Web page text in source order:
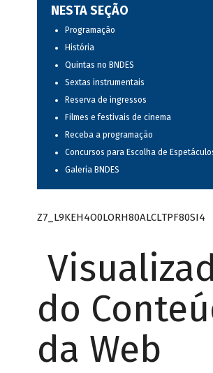
NESTA SEÇÃO
Programação
História
Quintas no BNDES
Sextas instrumentais
Reserva de ingressos
Filmes e festivais de cinema
Receba a programação
Concursos para Escolha de
Galeria BNDES
Z7_L9KEH4O0LORH80ALCLTPF80SI4
do
da Web